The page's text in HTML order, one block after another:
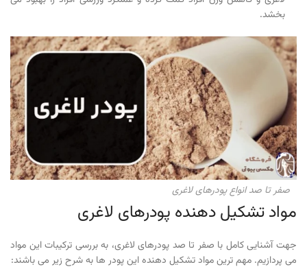
بخشد.
صفر تا صد انواع پودرهای لاغری
مواد تشکیل دهنده پودرهای لاغری
جهت آشنایی کامل با صفر تا صد پودرهای لاغری، به بررسی ترکیبات این مواد
می پردازیم. مهم ترین مواد تشکیل دهنده این پودر ها به شرح زیر می باشند: